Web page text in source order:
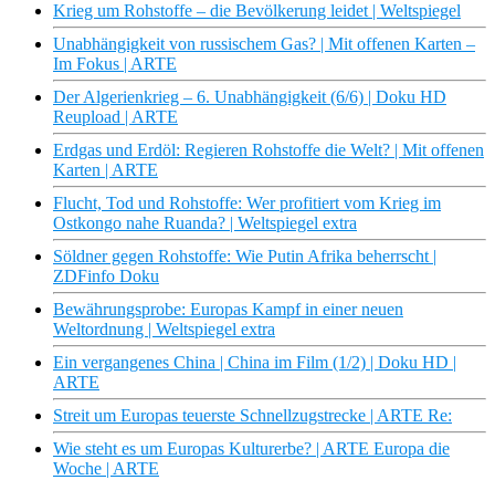
Krieg um Rohstoffe – die Bevölkerung leidet | Weltspiegel
Unabhängigkeit von russischem Gas? | Mit offenen Karten –
Im Fokus | ARTE
Der Algerienkrieg – 6. Unabhängigkeit (6/6) | Doku HD
Reupload | ARTE
Erdgas und Erdöl: Regieren Rohstoffe die Welt? | Mit offenen
Karten | ARTE
Flucht, Tod und Rohstoffe: Wer profitiert vom Krieg im
Ostkongo nahe Ruanda? | Weltspiegel extra
Söldner gegen Rohstoffe: Wie Putin Afrika beherrscht |
ZDFinfo Doku
Bewährungsprobe: Europas Kampf in einer neuen
Weltordnung | Weltspiegel extra
Ein vergangenes China | China im Film (1/2) | Doku HD |
ARTE
Streit um Europas teuerste Schnellzugstrecke | ARTE Re:
Wie steht es um Europas Kulturerbe? | ARTE Europa die
Woche | ARTE